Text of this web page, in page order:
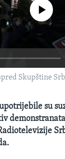
source
Skupštine
su